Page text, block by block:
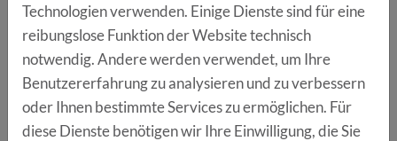
Telefon*
LinkedIn-Profil
Technologien verwenden. Einige Dienste sind für eine
reibungslose Funktion der Website technisch
notwendig. Andere werden verwendet, um Ihre
Benutzererfahrung zu analysieren und zu verbessern
oder Ihnen bestimmte Services zu ermöglichen. Für
diese Dienste benötigen wir Ihre Einwilligung, die Sie